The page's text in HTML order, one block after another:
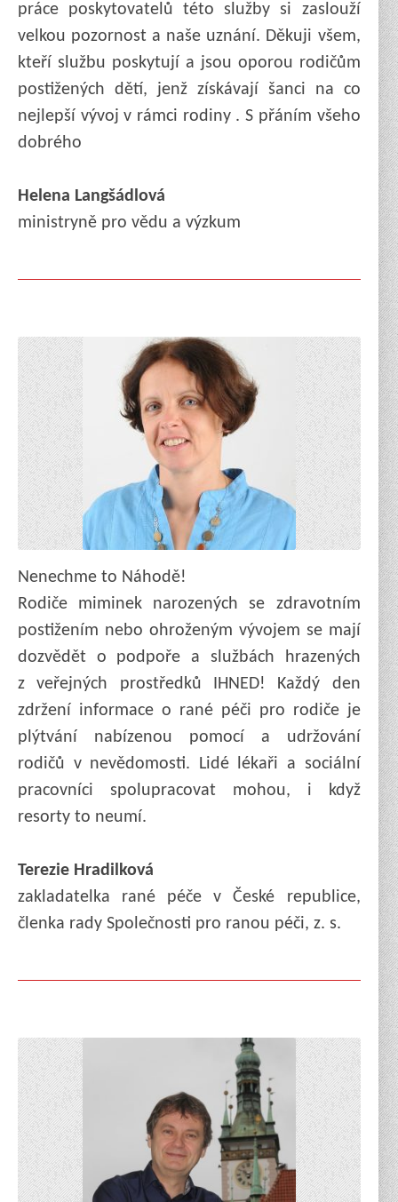
práce poskytovatelů této služby si zaslouží
velkou pozornost a naše uznání. Děkuji všem,
kteří službu poskytují a jsou oporou rodičům
postižených dětí, jenž získávají šanci na co
nejlepší vývoj v rámci rodiny . S přáním všeho
dobrého
Helena Langšádlová
ministryně pro vědu a výzkum
Nenechme to Náhodě!
Rodiče miminek narozených se zdravotním
postižením nebo ohroženým vývojem se mají
dozvědět o podpoře a službách hrazených
z veřejných prostředků IHNED! Každý den
zdržení informace o rané péči pro rodiče je
plýtvání nabízenou pomocí a udržování
rodičů v nevědomosti. Lidé lékaři a sociální
pracovníci spolupracovat mohou, i když
resorty to neumí.
Terezie Hradilková
zakladatelka rané péče v České republice,
členka rady Společnosti pro ranou péči, z. s.